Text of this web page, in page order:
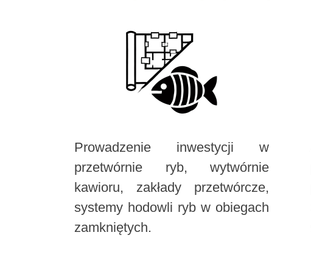
Prowadzenie inwestycji w
przetwórnie ryb, wytwórnie
kawioru, zakłady przetwórcze,
systemy hodowli ryb w obiegach
zamkniętych.